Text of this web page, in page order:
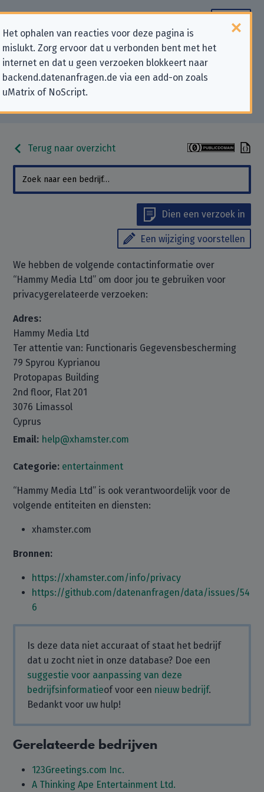
Het ophalen van reacties voor deze pagina is
mislukt. Zorg ervoor dat u verbonden bent met het
internet en dat u geen verzoeken blokkeert naar
backend.datenanfragen.de via een add-on zoals
uMatrix of NoScript.
Contactgegevens voor
privacygerelateerde verzoeken
aan “Hammy Media Ltd”
Terug naar overzicht
Dien een verzoek in
Een wijziging voorstellen
We hebben de volgende contactinformatie over
“Hammy Media Ltd” om door jou te gebruiken voor
privacygerelateerde verzoeken:
Adres:
Hammy Media Ltd
Ter attentie van: Functionaris Gegevensbescherming
79 Spyrou Kyprianou
Protopapas Building
2nd floor, Flat 201
3076 Limassol
Cyprus
Email: help@xhamster.com
Categorie: entertainment
“Hammy Media Ltd” is ook verantwoordelijk voor de
volgende entiteiten en diensten:
xhamster.com
Bronnen:
https://xhamster.com/info/privacy
https://github.com/datenanfragen/data/issues/54
6
Is deze data niet accuraat of staat het bedrijf
dat u zocht niet in onze database? Doe een
suggestie voor aanpassing van deze
bedrijfsinformatieof voor een nieuw bedrijf.
Bedankt voor uw hulp!
Gerelateerde bedrijven
123Greetings.com Inc.
A Thinking Ape Entertainment Ltd.